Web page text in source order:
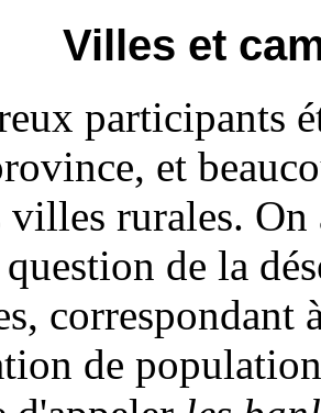
Villes et
participants
et
villes rurales.
de la
correspondant
de